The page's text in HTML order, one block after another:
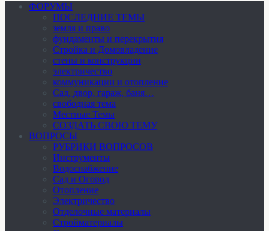
ФОРУМЫ
ПОСЛЕДНИЕ ТЕМЫ
земля и право
фундаменты и перекрытия
Стройка и Домовладение
стены и конструкции
электричество
коммуникации и отопление
Cад, двор, гараж, баня…
свободная тема
Местные Темы
СОЗДАТЬ СВОЮ ТЕМУ
ВОПРОСЫ
РУБРИКИ ВОПРОСОВ
Инструменты
Водоснабжение
Сад и Огород
Отопление
Электричество
Отделочные материалы
Стройматериалы